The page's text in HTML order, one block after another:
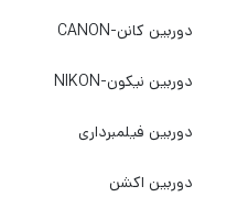
دوربین کانن-CANON
دوربین نیکون-NIKON
دوربین فیلمبرداری
دوربین اکشن